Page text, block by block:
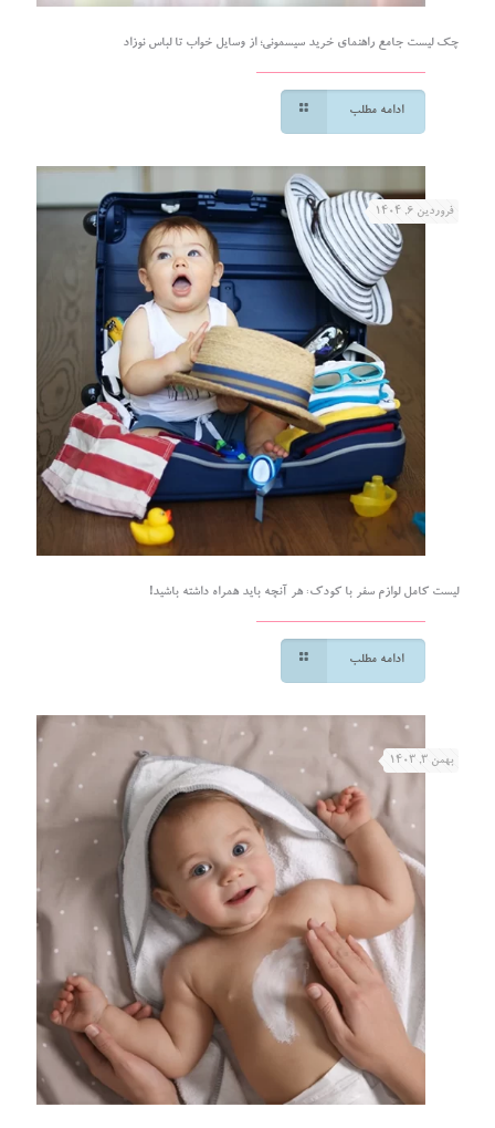
چک لیست جامع راهنمای خرید سیسمونی؛ از وسایل خواب تا لباس نوزاد
ادامه مطلب
فروردین ۶, ۱۴۰۴
لیست کامل لوازم سفر با کودک: هر آنچه باید همراه داشته باشید!
ادامه مطلب
بهمن ۳, ۱۴۰۳